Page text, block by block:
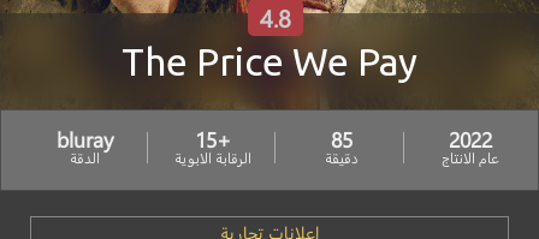
The Price We Pay
4.8
2022
عام الانتاج
85
دقيقة
+15
الرقابة الابوية
bluray
الدقة
اعلانات تجارية